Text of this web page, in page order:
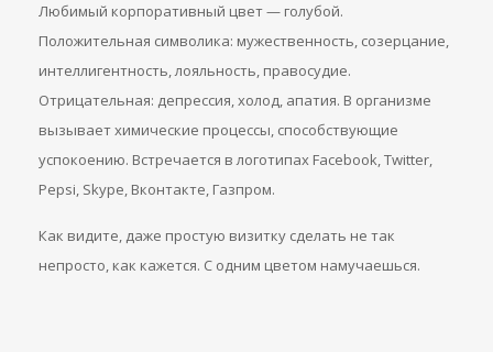
Любимый корпоративный цвет — голубой.
Положительная символика: мужественность, созерцание,
интеллигентность, лояльность, правосудие.
Отрицательная: депрессия, холод, апатия. В организме
вызывает химические процессы, способствующие
успокоению. Встречается в логотипах Facebook, Twitter,
Pepsi, Skype, Вконтакте, Газпром.
Как видите, даже простую визитку сделать не так
непросто, как кажется. С одним цветом намучаешься.